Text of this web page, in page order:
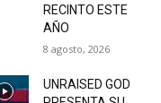
RECINTO ESTE
AÑO
8 agosto, 2026
UNRAISED GOD